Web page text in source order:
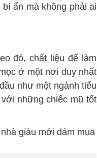
ẩn mà không phải ai
đó, chất liệu để làm
ở một nơi duy nhất
như một ngành tiểu
những chiếc mũ tốt